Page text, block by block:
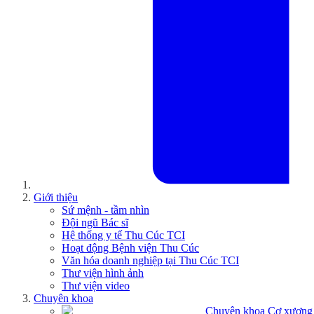
Giới thiệu
Sứ mệnh - tầm nhìn
Đội ngũ Bác sĩ
Hệ thống y tế Thu Cúc TCI
Hoạt động Bệnh viện Thu Cúc
Văn hóa doanh nghiệp tại Thu Cúc TCI
Thư viện hình ảnh
Thư viện video
Chuyên khoa
Chuyên khoa Cơ